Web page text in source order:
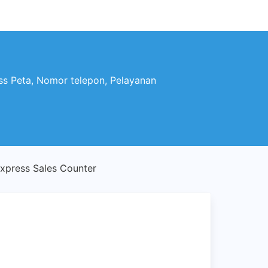
Peta, Nomor telepon, Pelayanan
Sales Counter